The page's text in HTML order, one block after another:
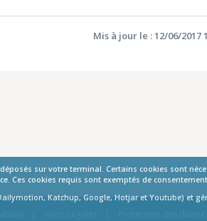
sur votre terminal. Certains cookies sont
Ces cookies requis sont exemptés de
Katchup, Google, Hotjar et Youtube) et
Mis à jour le : 12/06/2017